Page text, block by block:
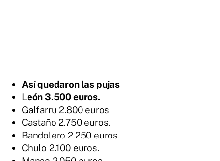
Así quedaron las pujas
León 3.500 euros.
Galfarru 2.800 euros.
Castaño 2.750 euros.
Bandolero 2.250 euros.
Chulo 2.100 euros.